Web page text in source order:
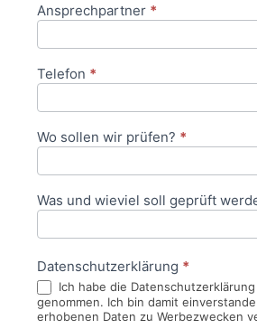
Ansprechpartner *
Telefon *
Wo sollen wir prüfen? *
Was und wieviel soll geprüft
Datenschutzerklärung *
Ich habe die
genommen. Ich bin damit
erhobenen Daten zu Werbezwecken